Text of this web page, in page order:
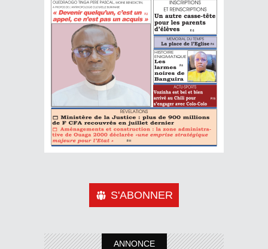
S'ABONNER
ANNONCE